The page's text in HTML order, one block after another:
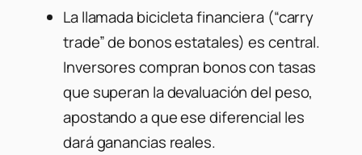
La llamadabicicleta financiera(“carry
trade” de bonos estatales) es central.
Inversores compran bonos con tasas
que superan la devaluación del peso,
apostando a que ese diferencial les
dará ganancias reales.